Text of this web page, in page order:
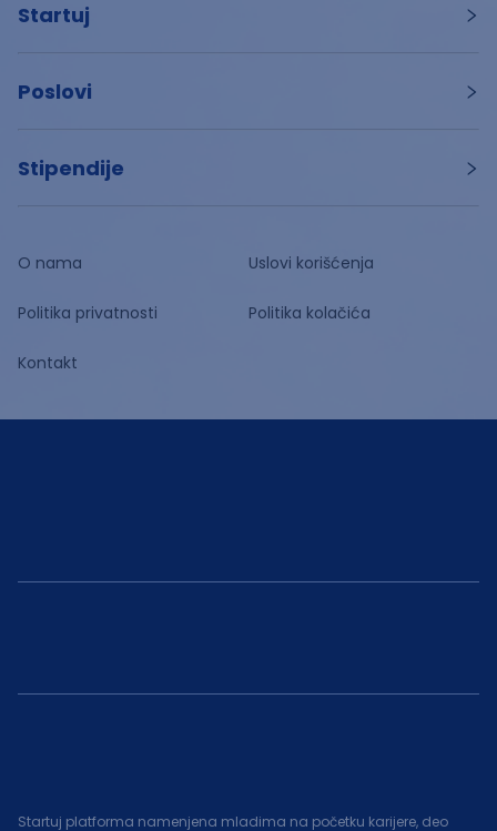
Startuj
Poslovi
Stipendije
O nama Uslovi korišćenja
Politika privatnosti Politika kolačića
Kontakt
Startuj platforma namenjena mladima na početku karijere, deo